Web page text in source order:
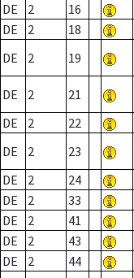
DE
2 16
DE
2 18
DE
2 19
DE 2 21
DE
2 22
DE
2 23
DE
2 24
DE
2 33
DE
2 41
DE
2 43
DE
2 44